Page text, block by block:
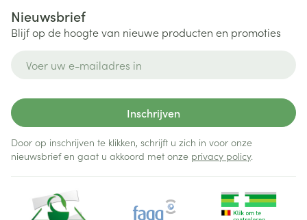
Nieuwsbrief
Blijf op de hoogte van nieuwe producten en promoties
Inschrijven
Door op inschrijven te klikken, schrijft u zich in voor onze
nieuwsbrief en gaat u akkoord met onze privacy policy.